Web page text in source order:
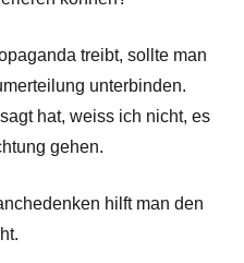
treibt, sollte man
unterbinden.
hat, weiss ich nicht, es
gehen.
hilft man den